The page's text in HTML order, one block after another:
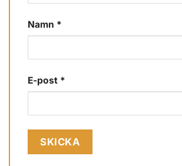
Namn *
E-post *